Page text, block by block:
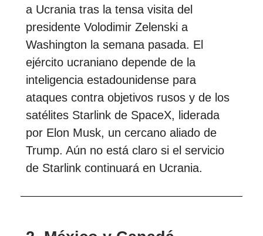
a Ucrania tras la tensa visita del
presidente Volodimir Zelenski a
Washington la semana pasada. El
ejército ucraniano depende de la
inteligencia estadounidense para
ataques contra objetivos rusos y de los
satélites Starlink de SpaceX, liderada
por Elon Musk, un cercano aliado de
Trump. Aún no está claro si el servicio
de Starlink continuará en Ucrania.